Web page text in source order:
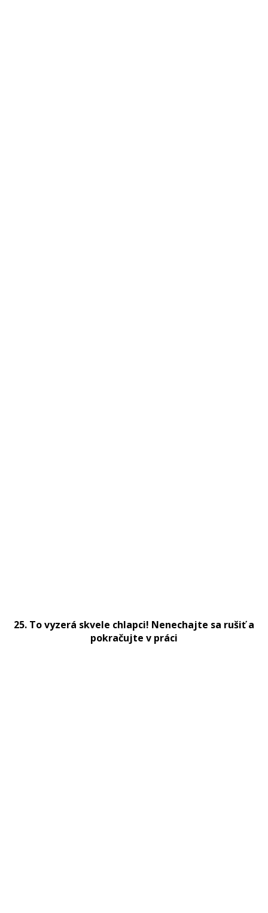
25. To vyzerá skvele chlapci! Nenechajte sa rušiť a
pokračujte v práci